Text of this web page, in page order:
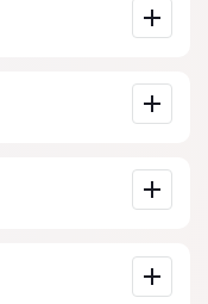
на
и
с
номер и
Ние
както и на